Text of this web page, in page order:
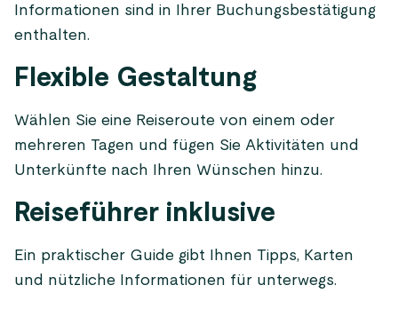
Informationen sind in Ihrer Buchungsbestätigung
enthalten.
Flexible Gestaltung
Wählen Sie eine Reiseroute von einem oder
mehreren Tagen und fügen Sie Aktivitäten und
Unterkünfte nach Ihren Wünschen hinzu.
Reiseführer inklusive
Ein praktischer Guide gibt Ihnen Tipps, Karten
und nützliche Informationen für unterwegs.